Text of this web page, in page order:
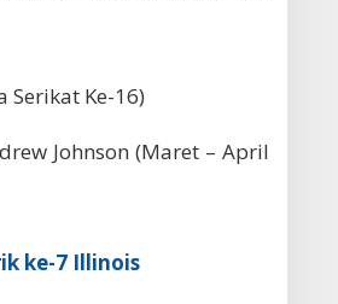
Serikat Ke-16)
Johnson (Maret – April
ke-7 Illinois